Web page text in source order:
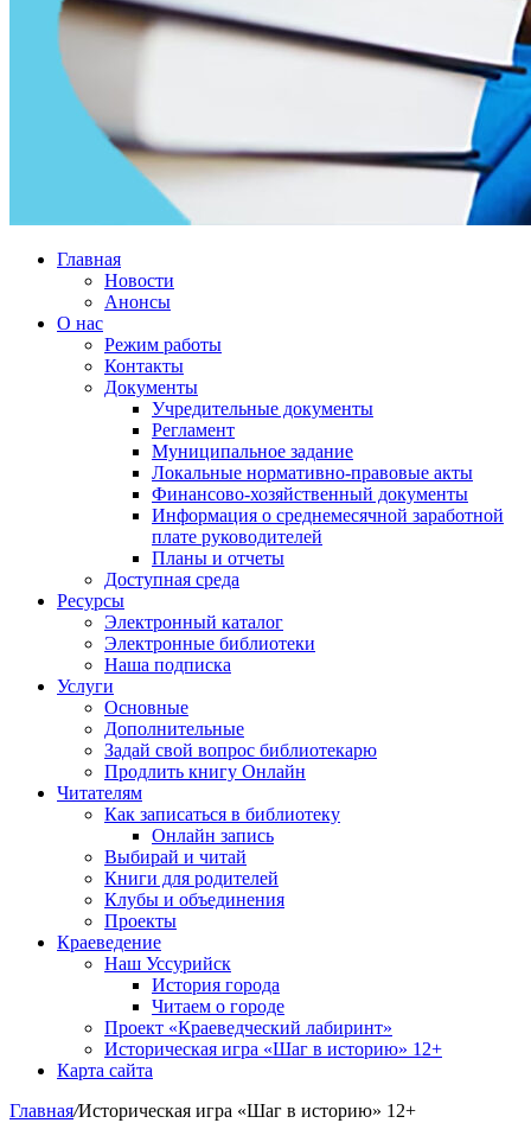
Главная
Новости
Анонсы
О нас
Режим работы
Контакты
Документы
Учредительные документы
Регламент
Муниципальное задание
Локальные нормативно-правовые акты
Финансово-хозяйственный документы
Информация о среднемесячной заработной
плате руководителей
Планы и отчеты
Доступная среда
Ресурсы
Электронный каталог
Электронные библиотеки
Наша подписка
Услуги
Основные
Дополнительные
Задай свой вопрос библиотекарю
Продлить книгу Онлайн
Читателям
Как записаться в библиотеку
Онлайн запись
Выбирай и читай
Книги для родителей
Клубы и объединения
Проекты
Краеведение
Наш Уссурийск
История города
Читаем о городе
Проект «Краеведческий лабиринт»
Историческая игра «Шаг в историю» 12+
Карта сайта
Главная/Историческая игра «Шаг в историю» 12+